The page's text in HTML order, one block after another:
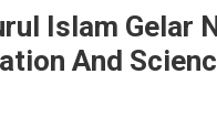
Islam Gelar
And